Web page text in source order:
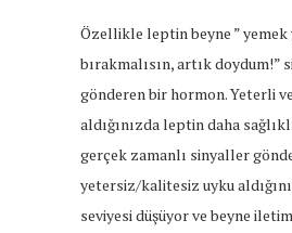
Özellikle leptin beyne ” yemek
bırakmalısın, artık doydum!”
gönderen bir hormon. Yeterli
aldığınızda leptin daha
gerçek zamanlı sinyaller
yetersiz/kalitesiz uyku
seviyesi düşüyor ve beyne